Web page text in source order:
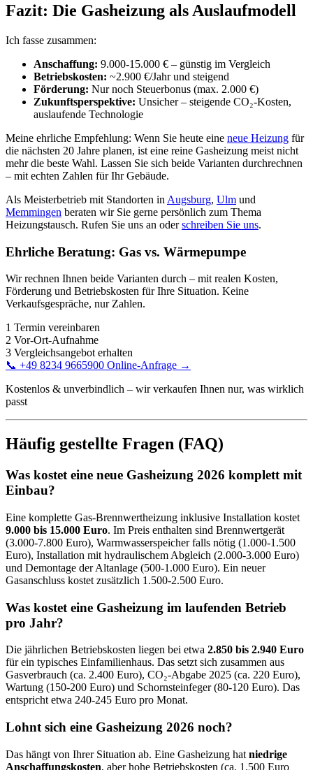
Fazit: Die Gasheizung als Auslaufmodell
Ich fasse zusammen:
Anschaffung: 9.000-15.000 € – günstig im Vergleich
Betriebskosten: ~2.900 €/Jahr und steigend
Förderung: Nur noch Steuerbonus (max. 2.000 €)
Zukunftsperspektive: Unsicher – steigende CO₂-Kosten,
auslaufende Technologie
Meine ehrliche Empfehlung: Wenn Sie heute eine neue Heizung für
die nächsten 20 Jahre planen, ist eine reine Gasheizung meist nicht
mehr die beste Wahl. Lassen Sie sich beide Varianten durchrechnen
– mit echten Zahlen für Ihr Gebäude.
Als Meisterbetrieb mit Standorten in Augsburg, Ulm und
Memmingen beraten wir Sie gerne persönlich zum Thema
Heizungstausch. Rufen Sie uns an oderschreiben Sie uns.
Ehrliche Beratung: Gas vs. Wärmepumpe
Wir rechnen Ihnen beide Varianten durch – mit realen Kosten,
Förderung und Betriebskosten für Ihre Situation. Keine
Verkaufsgespräche, nur Zahlen.
1 Termin vereinbaren
2 Vor-Ort-Aufnahme
3 Vergleichsangebot erhalten
📞 +49 8234 9665900 Online-Anfrage →
Kostenlos & unverbindlich – wir verkaufen Ihnen nur, was wirklich
passt
Häufig gestellte Fragen (FAQ)
Was kostet eine neue Gasheizung 2026 komplett mit
Einbau?
Eine komplette Gas-Brennwertheizung inklusive Installation kostet
9.000 bis 15.000 Euro. Im Preis enthalten sind Brennwertgerät
(3.000-7.800 Euro), Warmwasserspeicher falls nötig (1.000-1.500
Euro), Installation mit hydraulischem Abgleich (2.000-3.000 Euro)
und Demontage der Altanlage (500-1.000 Euro). Ein neuer
Gasanschluss kostet zusätzlich 1.500-2.500 Euro.
Was kostet eine Gasheizung im laufenden Betrieb
pro Jahr?
Die jährlichen Betriebskosten liegen bei etwa 2.850 bis 2.940 Euro
für ein typisches Einfamilienhaus. Das setzt sich zusammen aus
Gasverbrauch (ca. 2.400 Euro), CO₂-Abgabe 2025 (ca. 220 Euro),
Wartung (150-200 Euro) und Schornsteinfeger (80-120 Euro). Das
entspricht etwa 240-245 Euro pro Monat.
Lohnt sich eine Gasheizung 2026 noch?
Das hängt von Ihrer Situation ab. Eine Gasheizung hat niedrige
Anschaffungskosten, aber hohe Betriebskosten (ca. 1.500 Euro